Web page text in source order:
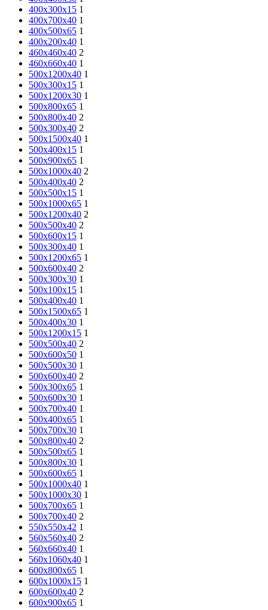
400х300х15 1
400x700x40 1
400х500х65 1
400х200х40 1
460х460х40 2
460х660х40 1
500x1200x40 1
500х300х15 1
500х1200х30 1
500х800х65 1
500х800х40 2
500х300х40 2
500x1500x40 1
500х400х15 1
500х900х65 1
500х1000х40 2
500х400х40 2
500х500х15 1
500х1000х65 1
500х1200х40 2
500х500х40 2
500х600х15 1
500x300x40 1
500х1200х65 1
500х600х40 2
500х300х30 1
500х100х15 1
500x400x40 1
500х1500х65 1
500х400х30 1
500х1200х15 1
500x500x40 2
500x600x50 1
500х500х30 1
500x600x40 2
500х300х65 1
500х600х30 1
500x700x40 1
500х400х65 1
500х700х30 1
500x800x40 2
500х500х65 1
500х800х30 1
500х600х65 1
500x1000x40 1
500х1000х30 1
500х700х65 1
500х700х40 2
550х550х42 1
560х560х40 2
560х660х40 1
560х1060х40 1
600х800х65 1
600х1000х15 1
600x600x40 2
600х900х65 1